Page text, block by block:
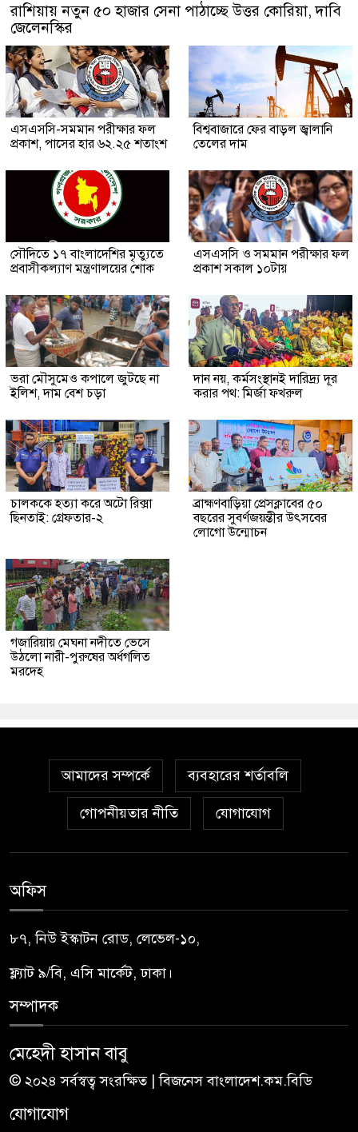
রাশিয়ায় নতুন ৫০ হাজার সেনা পাঠাচ্ছে উত্তর কোরিয়া, দাবি
জেলেনস্কির
এসএসসি-সমমান পরীক্ষার ফল
প্রকাশ, পাসের হার ৬২.২৫ শতাংশ
বিশ্ববাজারে ফের বাড়ল জ্বালানি
তেলের দাম
সৌ‌দিতে ১৭ বাংলাদেশির মৃত্যুতে
প্রবাসীকল্যাণ মন্ত্রণালয়ের শোক
এসএসসি ও সমমান পরীক্ষার ফল
প্রকাশ সকাল ১০টায়
ভরা মৌসুমেও কপালে জুটছে না
ইলিশ, দাম বেশ চড়া
দান নয়, কর্মসংস্থানই দারিদ্র্য দূর
করার পথ: মির্জা ফখরুল
চালককে হত্যা করে অটো রিক্সা
ছিনতাই: গ্রেফতার-২
ব্রাহ্মণবাড়িয়া প্রেসক্লাবের ৫০
বছরের সুবর্ণজয়ন্তীর উৎসবের
লোগো উন্মোচন
গজারিয়ায় মেঘনা নদীতে ভেসে
উঠলো নারী-পুরুষের অর্ধগলিত
মরদেহ
আমাদের সম্পর্কে ব্যবহারের শর্তাবলি
গোপনীয়তার নীতি যোগাযোগ
অফিস
৮৭, নিউ ইস্কাটন রোড, লেভেল-১০,
ফ্ল্যাট ৯/বি, এসি মার্কেট, ঢাকা।
সম্পাদক
মেহেদী হাসান বাবু
© ২০২৪ সর্বস্বত্ব সংরক্ষিত | বিজনেস বাংলাদেশ.কম.বিডি
যোগাযোগ